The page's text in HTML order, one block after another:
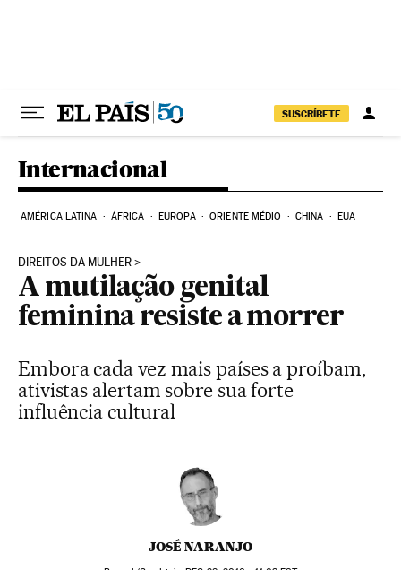
SUSCRÍBETE
Internacional
AMÉRICA LATINA ÁFRICA EUROPA ORIENTE MÉDIO CHINA EUA
DIREITOS DA MULHER
A mutilação genital
feminina resiste a morrer
Embora cada vez mais países a proíbam,
ativistas alertam sobre sua forte
influência cultural
JOSÉ NARANJO